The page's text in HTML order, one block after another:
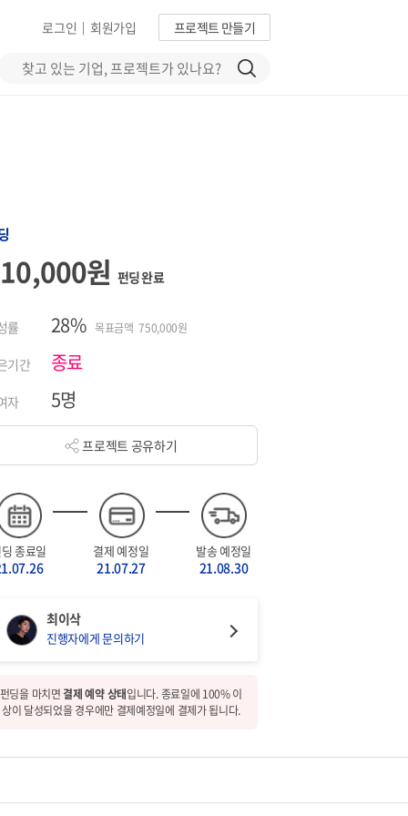
프로젝트 만들기
회원가입
|
로그인
원 펀딩 완료
률 28% 목표금액 750,000원
기간 종료
자 5명
프로젝트 공유하기
종료일 결제 예정일
21.07.27
발송 예정일
21.08.30
최이삭
진행자에게 문의하기
펀딩을 마치면결제 예약 상태입니다. 종료일에 100% 이
상이 달성되었을 경우에만 결제예정일에 결제가 됩니다.